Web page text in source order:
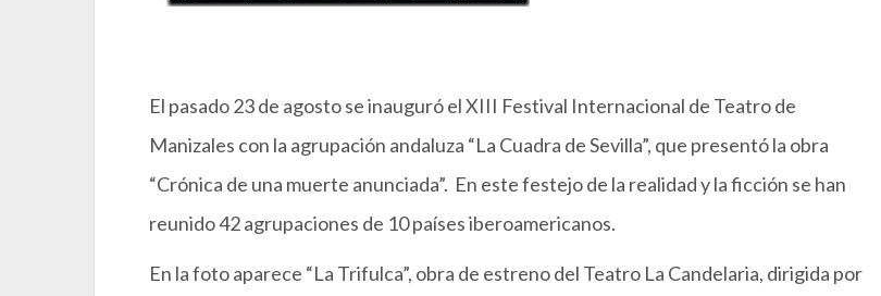
El pasado 23 de agosto se inauguró el XIII Festival Internacional de Teatro de
Manizales con la agrupación andaluza “La Cuadra de Sevilla”, que presentó la obra
“Crónica de una muerte anunciada”. En este festejo de la realidad y la ficción se han
reunido 42 agrupaciones de 10 países iberoamericanos.
En la foto aparece “La Trifulca”, obra de estreno del Teatro La Candelaria, dirigida por